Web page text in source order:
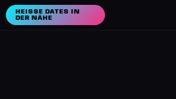
HEISSE DATES IN D
ER NÄHE